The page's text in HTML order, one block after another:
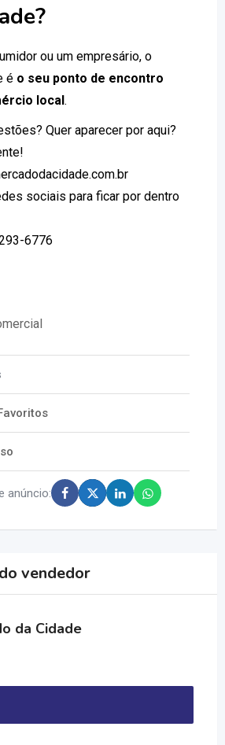
ou um empresário, o
é o seu ponto de encontro
local.
Quer aparecer por aqui?
sociais para ficar por dentro
6776
anúncio:
vendedor
da Cidade